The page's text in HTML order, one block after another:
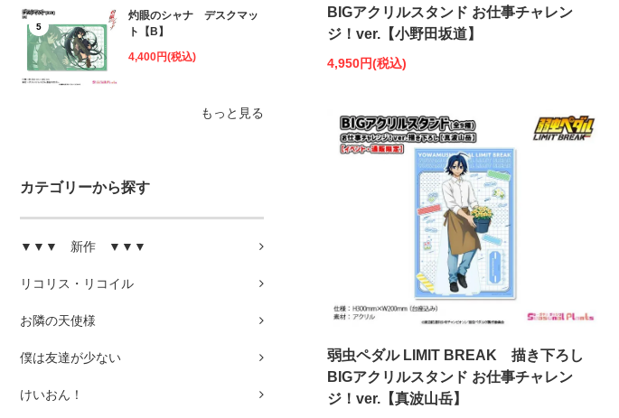
5
灼眼のシャナ デスクマッ
ト【B】
4,400円(税込)
もっと見る
カテゴリーから探す
▼▼▼ 新作 ▼▼▼
リコリス・リコイル
お隣の天使様
僕は友達が少ない
けいおん！
BIGアクリルスタンド お仕事チャレン
ジ！ver.【小野田坂道】
4,950円(税込)
弱虫ペダル LIMIT BREAK 描き下ろし
BIGアクリルスタンド お仕事チャレン
ジ！ver.【真波山岳】